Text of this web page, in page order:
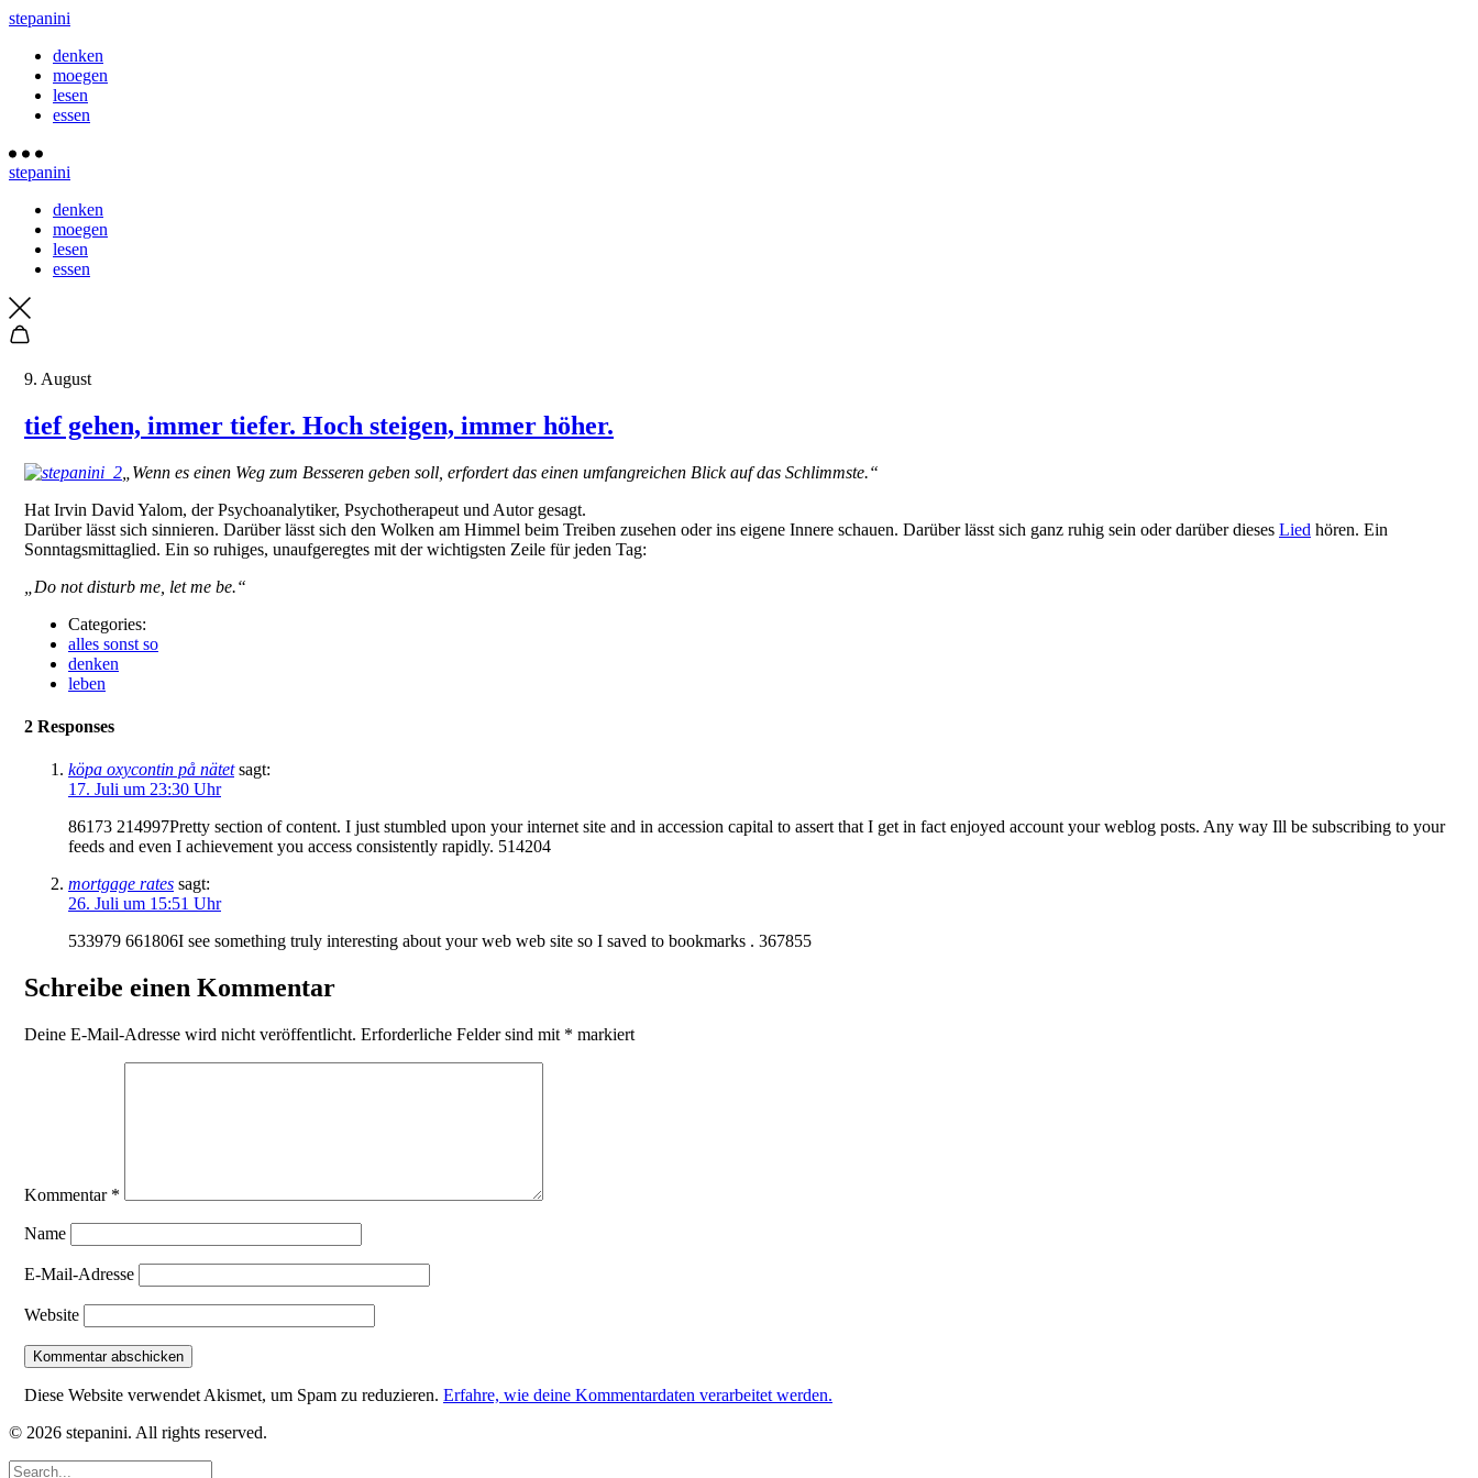
stepanini
denken
moegen
lesen
essen
stepanini
denken
moegen
lesen
essen
9. August
tief gehen, immer tiefer. Hoch steigen, immer höher.
„Wenn es einen Weg zum Besseren geben soll, erfordert das einen umfangreichen Blick auf das Schlimmste.“
Hat Irvin David Yalom, der Psychoanalytiker, Psychotherapeut und Autor gesagt.
Darüber lässt sich sinnieren. Darüber lässt sich den Wolken am Himmel beim Treiben zusehen oder ins eigene Innere schauen. Darüber lässt sich ganz ruhig sein oder darüber dieses Lied hören. Ein
Sonntagsmittaglied. Ein so ruhiges, unaufgeregtes mit der wichtigsten Zeile für jeden Tag:
„Do not disturb me, let me be.“
Categories:
alles sonst so
denken
leben
2 Responses
köpa oxycontin på nätet sagt:
17. Juli um 23:30 Uhr
86173 214997Pretty section of content. I just stumbled upon your internet site and in accession capital to assert that I get in fact enjoyed account your weblog posts. Any way Ill be subscribing to your
feeds and even I achievement you access consistently rapidly. 514204
mortgage rates sagt:
26. Juli um 15:51 Uhr
533979 661806I see something truly interesting about your web web site so I saved to bookmarks . 367855
Schreibe einen Kommentar
Deine E-Mail-Adresse wird nicht veröffentlicht. Erforderliche Felder sind mit * markiert
Kommentar *
Name
E-Mail-Adresse
Website
Diese Website verwendet Akismet, um Spam zu reduzieren. Erfahre, wie deine Kommentardaten verarbeitet werden.
© 2026 stepanini. All rights reserved.